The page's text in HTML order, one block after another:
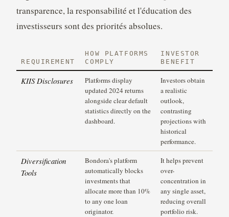
transparence, la responsabilité et l'éducation des
investisseurs sont des priorités absolues.
REQUIREMENT
HOW PLATFORMS
COMPLY
INVESTOR
BENEFIT
KIIS Disclosures
Platforms display
updated 2024 returns
alongside clear default
statistics directly on the
dashboard.
Investors obtain
a realistic
outlook,
contrasting
projections with
historical
performance.
Diversification
Tools
Bondora's platform
automatically blocks
investments that
allocate more than 10%
to any one loan
originator.
It helps prevent
over-
concentration in
any single asset,
reducing overall
portfolio risk.